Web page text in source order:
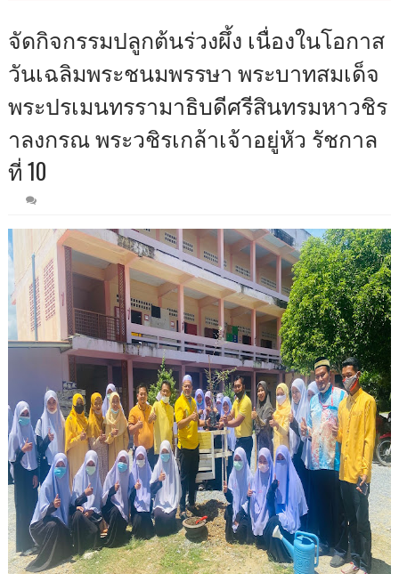
จัดกิจกรรมปลูกต้นร่วงผึ้ง เนื่องในโอกาส
วันเฉลิมพระชนมพรรษา พระบาทสมเด็จ
พระปรเมนทรรามาธิบดีศรีสินทรมหาวชิร
าลงกรณ พระวชิรเกล้าเจ้าอยู่หัว รัชกาล
ที่ 10